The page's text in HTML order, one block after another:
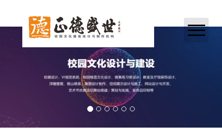
网站首页
案例展示